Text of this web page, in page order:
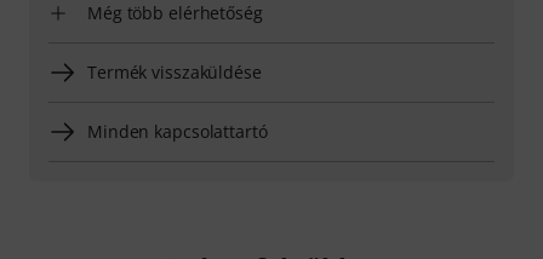
Még több elérhetőség
Termék visszaküldése
Minden kapcsolattartó